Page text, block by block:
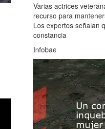
Varias actrices
recurso para
Los expertos señalan
constancia
Infobae